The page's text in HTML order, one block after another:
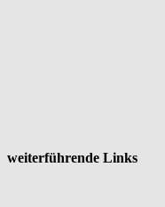
weiterführende Links